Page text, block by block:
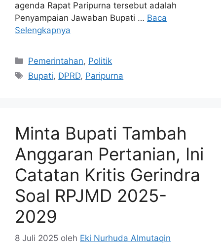
agenda Rapat Paripurna tersebut adalah
Penyampaian Jawaban Bupati … Baca
Selengkapnya
Kategori
Pemerintahan, Politik
Tag
Bupati, DPRD, Paripurna
Minta Bupati Tambah
Anggaran Pertanian, Ini
Catatan Kritis Gerindra
Soal RPJMD 2025-
2029
8 Juli 2025 oleh Eki Nurhuda Almutaqin